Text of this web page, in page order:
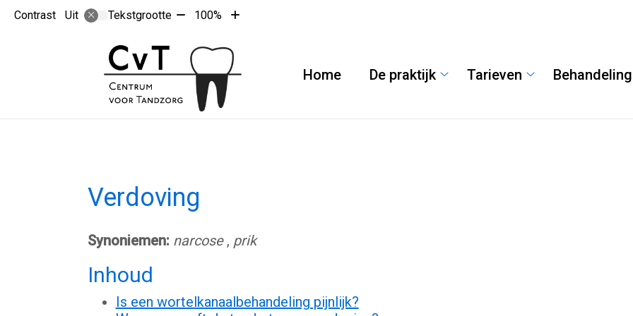
Contrast Uit Tekstgrootte Tekst
10%
100%
Tekst
10%
Home De praktijk Tarieven
Verdoving
Synoniemen: narcose, prik
Inhoud
Is een wortelkanaalbehandeling pijnlijk?